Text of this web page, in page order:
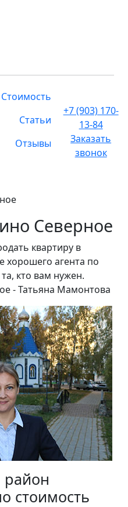
Стоимость
Статьи
Отзывы
+7 (903) 170-
13-84
Заказать
звонок
Северное
квартиру в
агента по
кто вам нужен.
- Татьяна Мамонтова
район
стоимость